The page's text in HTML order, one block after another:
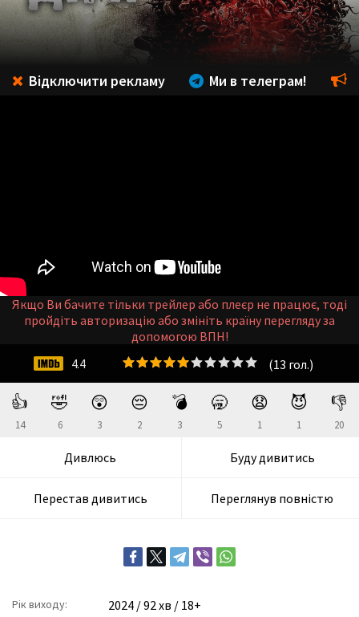
👍
14
🤣
6
😲
3
😔
2
💣
3
🥱
5
😧
1
😈
1
👎
20
Дивлюсь Буду дивитись
Перестав дивитись Переглянув повністю
Рік виходу: 2024 / 92 хв / 18+
(13 гол.)
4.4
Відключити рекламу Ми в телеграм!
Якщо Ви бачите тільки трейлер або плеєр не працює, тоді
пройдіть авторизацію або змініть країну перегляду за
допомогою ВПН!